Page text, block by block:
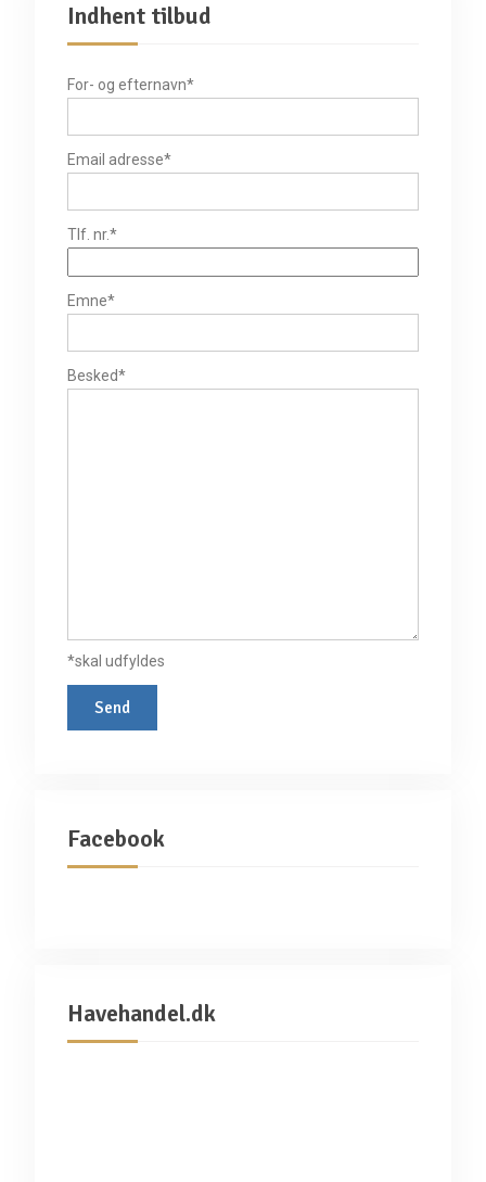
Indhent tilbud
For- og efternavn*
Email adresse*
Tlf. nr.*
Emne*
Besked*
*skal udfyldes
Facebook
Havehandel.dk